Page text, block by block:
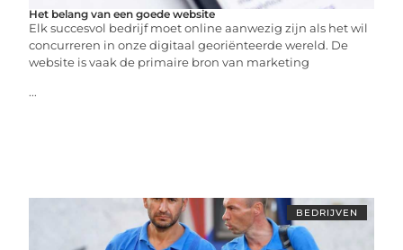
Het belang van een goede website
Elk succesvol bedrijf moet online aanwezig zijn als het wil
concurreren in onze digitaal georiënteerde wereld. De
website is vaak de primaire bron van marketing
...
BEDRIJVEN